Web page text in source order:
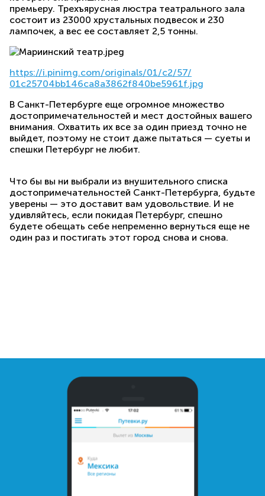
премьеру. Трехъярусная люстра театрального зала
состоит из 23000 хрустальных подвесок и 230
лампочек, а вес ее составляет 2,5 тонны.
https://i.pinimg.com/originals/01/c2/57/
01c25704bb146ca8a3862f840be5961f.jpg
В Санкт-Петербурге еще огромное множество
достопримечательностей и мест достойных вашего
внимания. Охватить их все за один приезд точно не
выйдет, поэтому не стоит даже пытаться — суеты и
спешки Петербург не любит.
Что бы вы ни выбрали из внушительного списка
достопримечательностей Санкт-Петербурга, будьте
уверены — это доставит вам удовольствие. И не
удивляйтесь, если покидая Петербург, спешно
будете обещать себе непременно вернуться еще не
один раз и постигать этот город снова и снова.